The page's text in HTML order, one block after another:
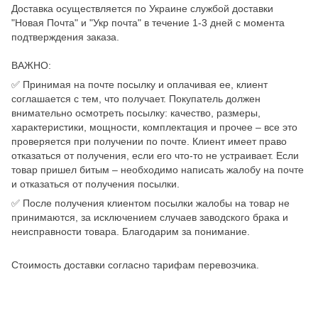
Доставка осуществляется по Украине службой доставки
"Новая Почта" и "Укр почта" в течение 1-3 дней с момента
подтверждения заказа.
ВАЖНО:
✅ Принимая на почте посылку и оплачивая ее, клиент
соглашается с тем, что получает. Покупатель должен
внимательно осмотреть посылку: качество, размеры,
характеристики, мощности, комплектация и прочее – все это
проверяется при получении по почте. Клиент имеет право
отказаться от получения, если его что-то не устраивает. Если
товар пришел битым – необходимо написать жалобу на почте
и отказаться от получения посылки.
✅ После получения клиентом посылки жалобы на товар не
принимаются, за исключением случаев заводского брака и
неисправности товара. Благодарим за понимание.
Стоимость доставки согласно тарифам перевозчика.